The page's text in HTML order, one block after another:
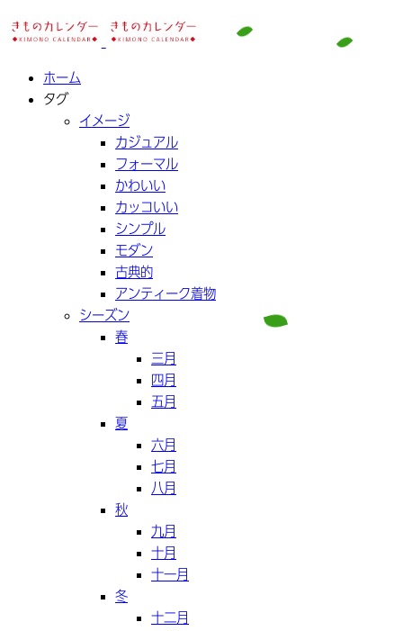
ホーム
タグ
イメージ
カジュアル
フォーマル
かわいい
カッコいい
シンプル
モダン
古典的
アンティーク着物
シーズン
春
三月
四月
五月
夏
六月
七月
八月
秋
九月
十月
十一月
冬
十二月